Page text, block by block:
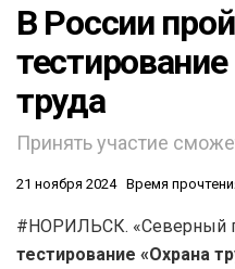
В России
труда
Принять участие
21 ноября 2024 Время
#НОРИЛЬСК. «Северный
тестирование «Охрана